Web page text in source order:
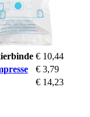
€ 10,44
€ 3,79
€ 14,23